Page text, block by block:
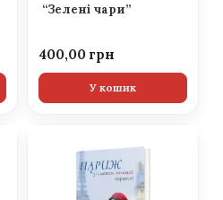
“Зелені чари”
400,00
У кошик